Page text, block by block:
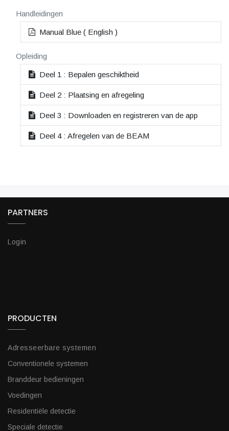
Handleidingen
Manual Blue ( English )
Opleiding
Deel 1 : Bepalen geschiktheid
Deel 2 : Plaatsing en afregeling
Deel 3 : Downloaden en registreren van de app
Deel 4 : Afregelen van de BEAM
PARTNERS
Login
PRODUCTEN
Adresseerbare systemen
Conventionele systemen
Branddeur bedieningen
Voedingen
Residentiële detectie
Speciale detectie